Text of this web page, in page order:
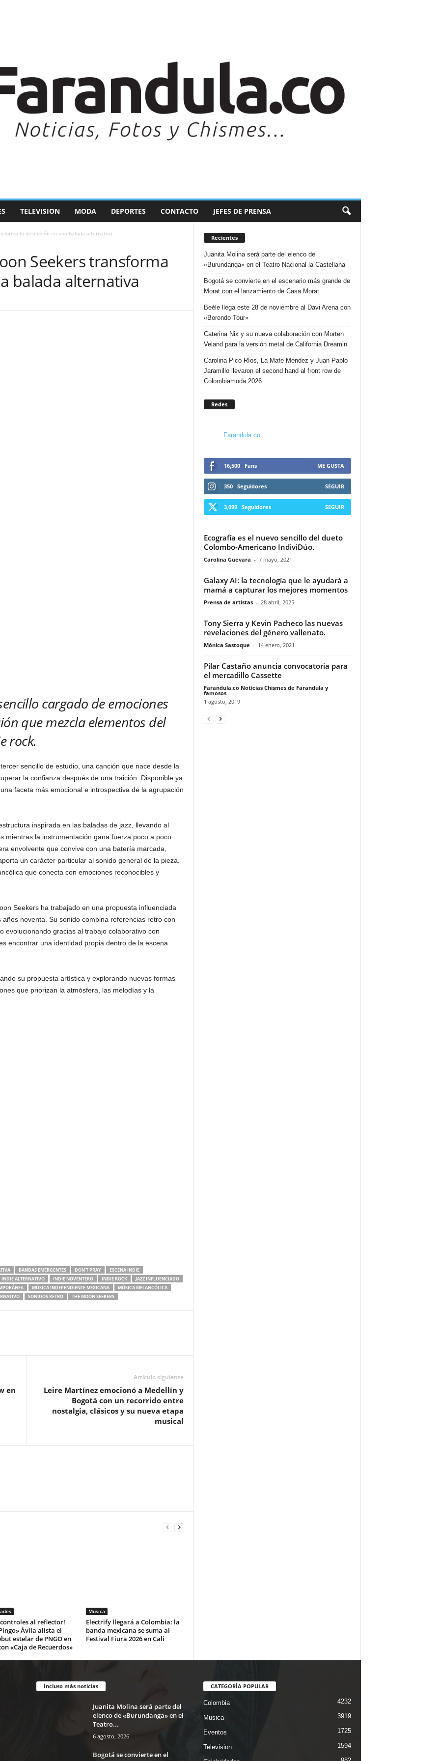
TELEVISION MODA DEPORTES CONTACTO JEFES DE PRENSA
la desilusión en una balada alternativa
Seekers transforma
balada alternativa
cargado de emociones
que mezcla elementos del
rock.
sencillo de estudio, una canción que nace desde la
la confianza después de una traición. Disponible ya
faceta más emocional e introspectiva de la agrupación
inspirada en las baladas de jazz, llevando al
mientras la instrumentación gana fuerza poco a poco.
envolvente que convive con una batería marcada,
un carácter particular al sonido general de la pieza.
que conecta con emociones reconocibles y
Seekers ha trabajado en una propuesta influenciada
noventa. Su sonido combina referencias retro con
evolucionando gracias al trabajo colaborativo con
encontrar una identidad propia dentro de la escena
su propuesta artística y explorando nuevas formas
que priorizan la atmósfera, las melodías y la
BANDAS EMERGENTES DON’T PRAY
ESCENA INDIE
INDIE ALTERNATIVO INDIE NOVENTERO INDIE ROCK
JAZZ INFLUENCIADO
MÚSICA INDEPENDIENTE MEXICANA
MÚSICA MELANCÓLICA
SONIDOS RETRO THE MOON SEEKERS
en
Artículo siguiente
Leire Martínez emocionó a Medellín y
Bogotá con un recorrido entre
nostalgia, clásicos y su nueva etapa
musical
controles al reflector!
Ávila alista el
estelar de PNGO en
«Caja de Recuerdos»
Musica
Electrify llegará a Colombia: la
banda mexicana se suma al
Festival Fiura 2026 en Cali
Recientes
Juanita Molina será parte del elenco de
«Burundanga» en el Teatro Nacional la Castellana
Bogotá se convierte en el escenario más grande de
Morat con el lanzamiento de Casa Morat
Beéle llega este 28 de noviembre al Davi Arena con
«Borondo Tour»
Caterina Nix y su nueva colaboración con Morten
Veland para la versión metal de California Dreamin
Carolina Pico Ríos, La Mafe Méndez y Juan Pablo
Jaramillo llevaron el second hand al front row de
Colombiamoda 2026
Redes
Farandula.co
16,500 Fans ME GUSTA
350 Seguidores SEGUIR
3,099 Seguidores SEGUIR
Ecografía es el nuevo sencillo del dueto
Colombo-Americano IndiviDúo.
Carolina Guevara - 7 mayo, 2021
Galaxy AI: la tecnología que le ayudará a
mamá a capturar los mejores momentos
Prensa de artistas - 28 abril, 2025
Tony Sierra y Kevin Pacheco las nuevas
revelaciones del género vallenato.
Mónica Sastoque - 14 enero, 2021
Pilar Castaño anuncia convocatoria para
el mercadillo Cassette
Farandula.co Noticias Chismes de Farandula y
famosos -
1 agosto, 2019
Incluso más noticias
Juanita Molina será parte del
elenco de «Burundanga» en el
Teatro...
6 agosto, 2026
Bogotá se convierte en el
CATEGORÍA POPULAR
Colombia 4232
Musica 3919
Eventos 1725
Television 1594